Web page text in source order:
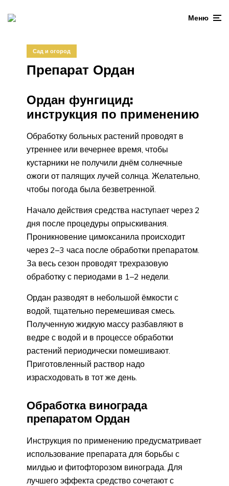
Меню
Сад и огород
Препарат Ордан
Ордан фунгицид:
инструкция по применению
Обработку больных растений проводят в
утреннее или вечернее время, чтобы
кустарники не получили днём солнечные
ожоги от палящих лучей солнца. Желательно,
чтобы погода была безветренной.
Начало действия средства наступает через 2
дня после процедуры опрыскивания.
Проникновение цимоксанила происходит
через 2–3 часа после обработки препаратом.
За весь сезон проводят трехразовую
обработку с периодами в 1–2 недели.
Ордан разводят в небольшой ёмкости с
водой, тщательно перемешивая смесь.
Полученную жидкую массу разбавляют в
ведре с водой и в процессе обработки
растений периодически помешивают.
Приготовленный раствор надо
израсходовать в тот же день.
Обработка винограда
препаратом Ордан
Инструкция по применению предусматривает
использование препарата для борьбы с
милдью и фитофторозом винограда. Для
лучшего эффекта средство сочетают с